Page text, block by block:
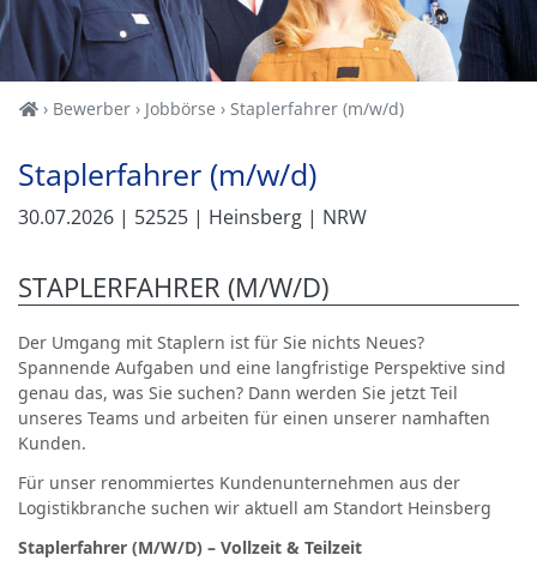
Home
Bewerber Jobbörse Staplerfahrer (m/w/d)
Staplerfahrer (m/w/d)
30.07.2026 | 52525 | Heinsberg | NRW
STAPLERFAHRER (M/W/D)
Der Umgang mit Staplern ist für Sie nichts Neues?
Spannende Aufgaben und eine langfristige Perspektive sind
genau das, was Sie suchen? Dann werden Sie jetzt Teil
unseres Teams und arbeiten für einen unserer namhaften
Kunden.
Für unser renommiertes Kundenunternehmen aus der
Logistikbranche suchen wir aktuell am Standort Heinsberg
Staplerfahrer (M/W/D) – Vollzeit & Teilzeit